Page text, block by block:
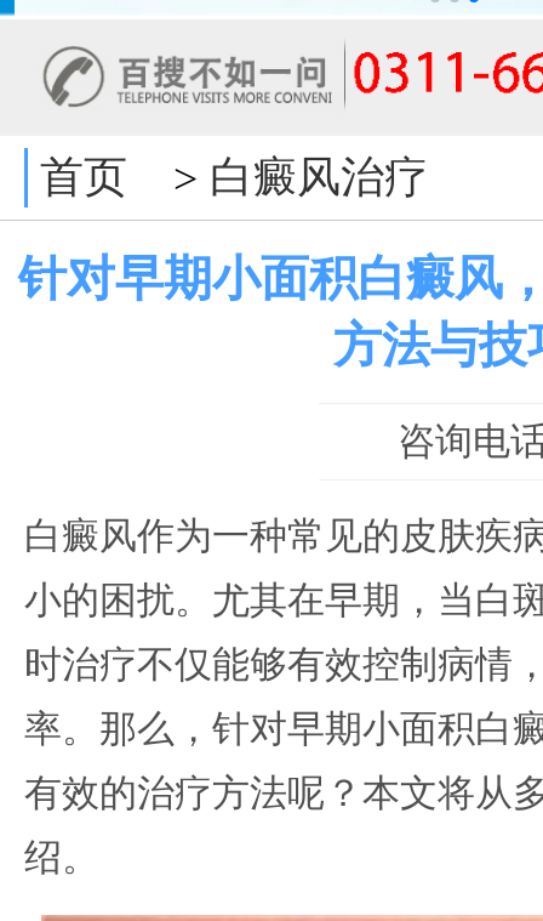
首页 > 白癜风治疗
针对早期小面积白癜风
方法与技
咨询电
白癜风作为一种常见的皮肤疾
小的困扰。尤其在早期，当白
时治疗不仅能够有效控制病情
率。那么，针对早期小面积白
有效的治疗方法呢？本文将从
绍。